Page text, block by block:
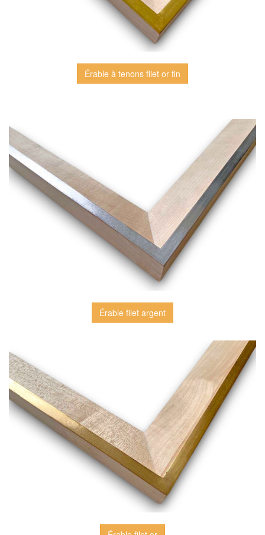
Érable à tenons filet or fin
Érable filet argent